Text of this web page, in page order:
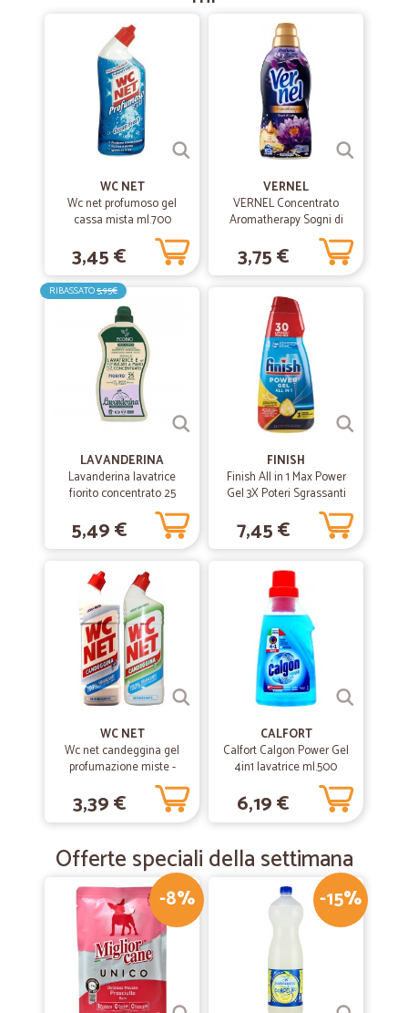
WC NET
Wc net profumoso gel
cassa mista ml.700
3,45 €
VERNEL
VERNEL Concentrato
Aromatherapy Sogni di
3,75 €
RIBASSATO5,95€
LAVANDERINA
Lavanderina lavatrice
fiorito concentrato 25
lavaggi bio lt.1
5,49 €
FINISH
Finish All in 1 Max Power
Gel 3X Poteri Sgrassanti
Limone 600 mL.
7,45 €
WC NET
Wc net candeggina gel
profumazione miste -
3,39 €
CALFORT
Calfort Calgon Power Gel
4in1 lavatrice ml.500
6,19 €
Offerte speciali della settimana
-8% -15%